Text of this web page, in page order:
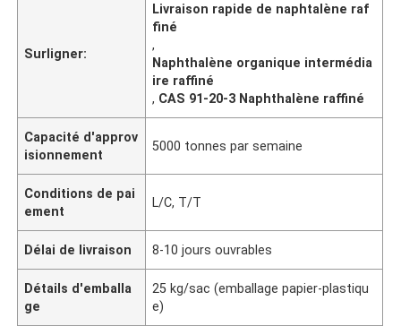
Surligner:
Livraison rapide de naphtalène raf
finé
,
Naphthalène organique intermédia
ire raffiné
, CAS 91-20-3 Naphthalène raffiné
Capacité d'approv
isionnement
5000 tonnes par semaine
Conditions de pai
ement
L/C, T/T
Délai de livraison 8-10 jours ouvrables
Détails d'emballa
ge
25 kg/sac (emballage papier-plastiqu
e)